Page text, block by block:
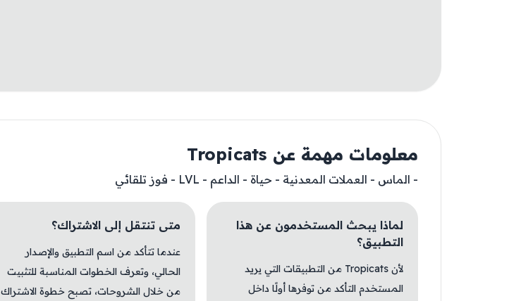
معلومات مهمة عن Tropicats
- الماس - العملات المعدنية - حياة - الداعم - LVL - فوز تلقائي
لماذا يبحث المستخدمون عن هذا
التطبيق؟
لأن Tropicats من التطبيقات التي يريد
المستخدم التأكد من توفرها أولًا داخل
متى تنتقل إلى الاشتراك؟
عندما تتأكد من اسم التطبيق والإصدار
الحالي، وتعرف الخطوات المناسبة للتثبيت
من خلال الشروحات، تصبح خطوة الاشتراك